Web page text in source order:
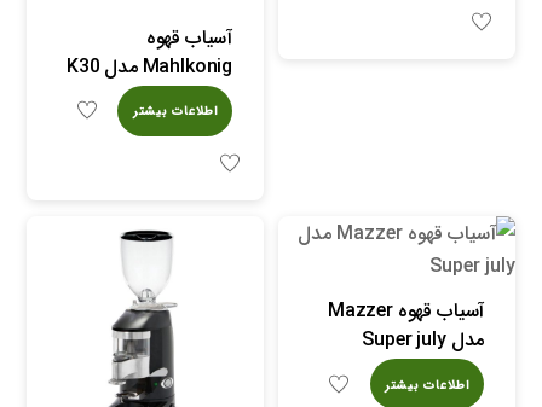
آسیاب قهوه
Mahlkonig مدل K30
اطلاعات بیشتر
آسیاب قهوه Mazzer
مدل Super july
اطلاعات بیشتر